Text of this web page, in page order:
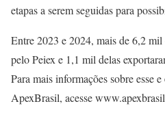
etapas a serem seguidas para
Entre 2023 e 2024, mais de 6,2 mil
pelo Peiex e 1,1 mil delas
Para mais informações sobre esse
ApexBrasil, acesse